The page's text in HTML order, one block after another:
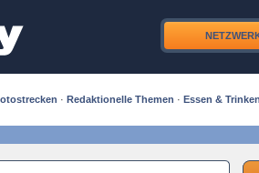
· Redaktionelle Themen · Essen &